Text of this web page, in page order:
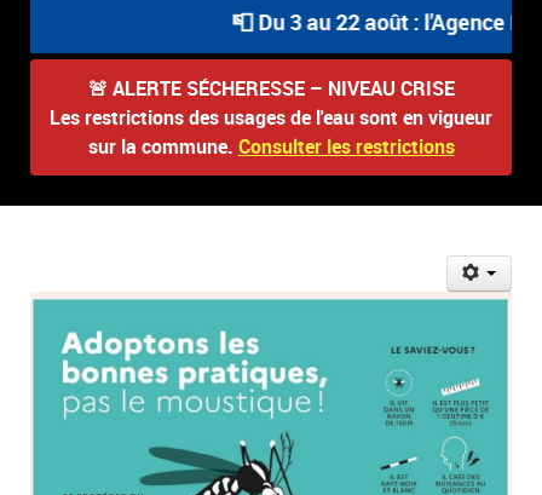
📮 Du 3 au 22 août : l'Agence
🚨 ALERTE SÉCHERESSE – NIVEAU CRISE
Les restrictions des usages de l'eau sont en vigueur
sur la commune. Consulter les restrictions